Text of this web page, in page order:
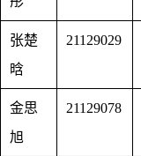
张楚
晗
21129029
金思
旭
21129078